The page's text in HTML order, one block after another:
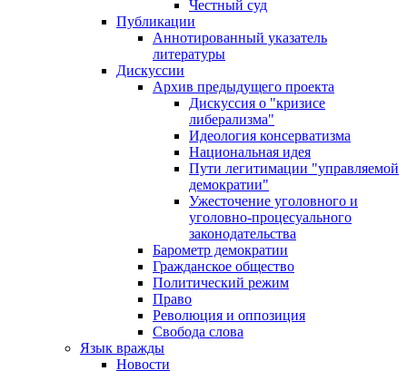
Честный суд
Публикации
Аннотированный указатель
литературы
Дискуссии
Архив предыдущего проекта
Дискуссия о "кризисе
либерализма"
Идеология консерватизма
Национальная идея
Пути легитимации "управляемой
демократии"
Ужесточение уголовного и
уголовно-процесуального
законодательства
Барометр демократии
Гражданское общество
Политический режим
Право
Революция и оппозиция
Свобода слова
Язык вражды
Новости